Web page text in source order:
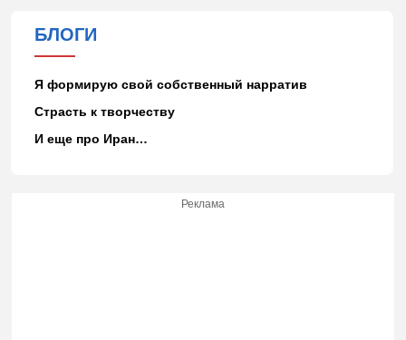
БЛОГИ
Я формирую свой собственный нарратив
Страсть к творчеству
И еще про Иран…
Реклама